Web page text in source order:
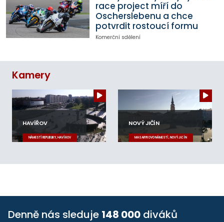
race project míří do
Oscherslebenu a chce
potvrdit rostoucí formu
Komerční sdělení
Kamery
HAVÍŘOV
NÁMĚSTÍ REPUBLIKY, HAVÍŘOV
NOVÝ JIČÍN
MASARYKOVO NÁMĚSTÍ, NOVÝ JIČÍN
Denně nás sleduje 148 000 diváků